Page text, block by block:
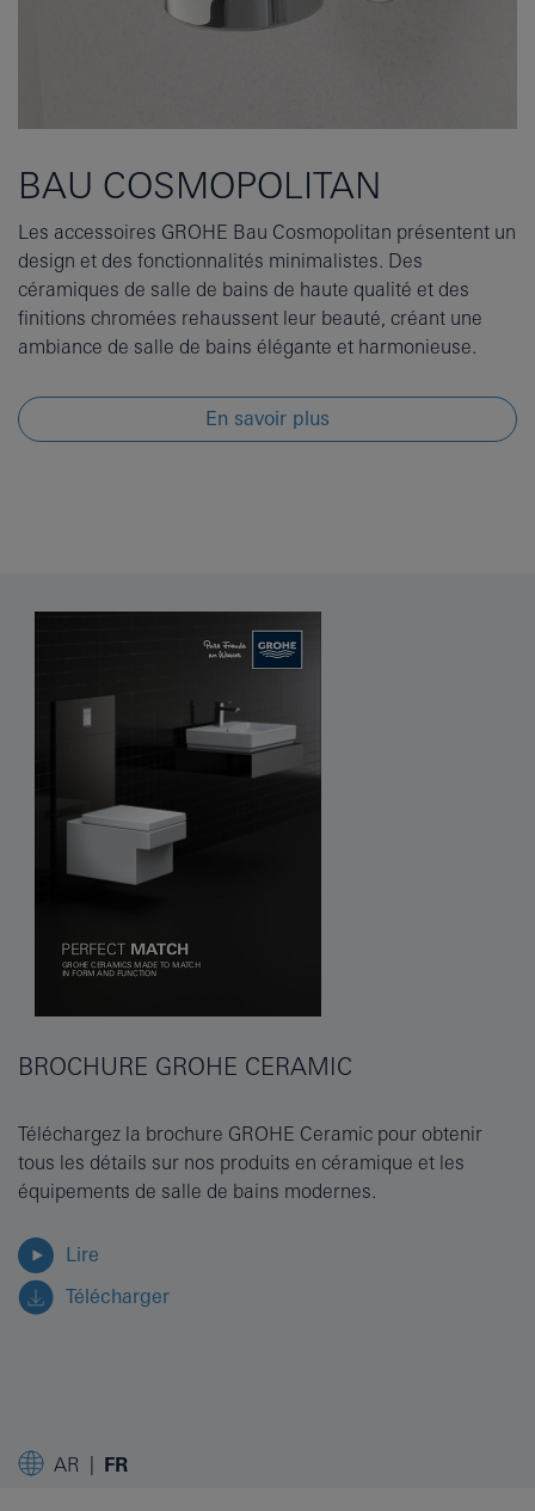
BAU COSMOPOLITAN
Les accessoires GROHE Bau Cosmopolitan présentent un
design et des fonctionnalités minimalistes. Des
céramiques de salle de bains de haute qualité et des
finitions chromées rehaussent leur beauté, créant une
ambiance de salle de bains élégante et harmonieuse.
En savoir plus
BROCHURE GROHE CERAMIC
Téléchargez la brochure GROHE Ceramic pour obtenir
tous les détails sur nos produits en céramique et les
équipements de salle de bains modernes.
Lire
Télécharger
AR FR